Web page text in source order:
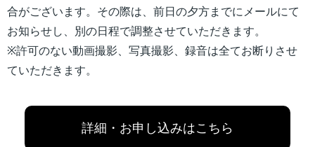
合がございます。その際は、前日の夕方までにメールにて
お知らせし、別の日程で調整させていただきます。
※許可のない動画撮影、写真撮影、録音は全てお断りさせ
ていただきます。
詳細・お申し込みはこちら